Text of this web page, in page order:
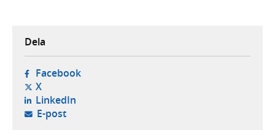
Dela
Facebook- öppnas i ny flik, extern webbplats,
X- öppnas i ny flik, extern webbplats,
LinkedIn- öppnas i ny flik, extern webbplats,
E-post- öppnar din e-postklient,